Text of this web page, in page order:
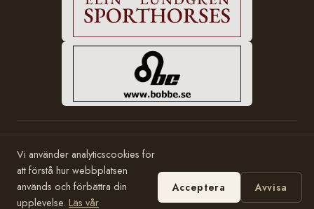
Hosting:Bobbe Consulting
Vi använder analyticscookies för
att förstå hur webbplatsen
används och förbättra din
upplevelse. Läs vår
Acceptera Avvisa